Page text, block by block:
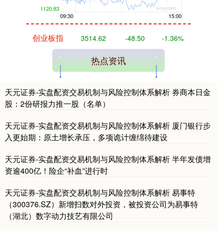
基金指数 7244.13 +2.03 +0.03%
热点资讯
天元证券-实盘配资交易机制与风险控制体系解析 券商本日金
股：2份研报力推一股（名单）
天元证券-实盘配资交易机制与风险控制体系解析 厦门银行步
入更始期：原土增长承压，多项诡计缠绵待建设
天元证券-实盘配资交易机制与风险控制体系解析 半年发债增
资逾400亿！险企“补血”进行时
天元证券-实盘配资交易机制与风险控制体系解析 易事特
（300376.SZ）新增扫数对外投资，被投资公司为易事特
（湖北）数字动力技艺有限公司